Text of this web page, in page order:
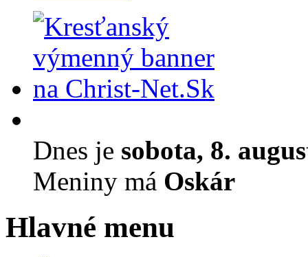
Dnes je sobota, 8.
Meniny má Oskár
Hlavné menu